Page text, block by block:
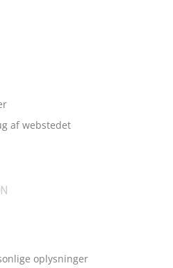
af webstedet
oplysninger